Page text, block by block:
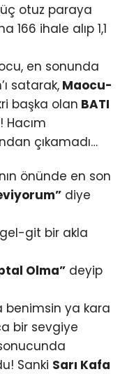
otuz paraya
166 ihale alıp 1,1
en sonunda
satarak, Maocu-
başka olan BATI
Hacım
çıkamadı…
önünde en son
diye
gel-git bir akla
Olma” deyip
benimsin ya kara
bir sevgiye
Sanki Sarı Kafa